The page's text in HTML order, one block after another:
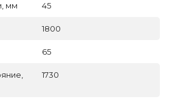
мм 45
1800
65
1730